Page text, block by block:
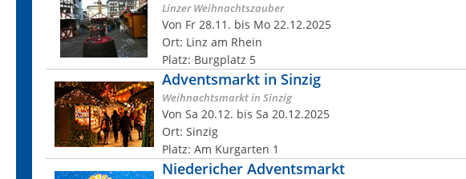
Linzer Weihnachtszauber
Von Fr 28.11. bis Mo 22.12.2025
Ort: Linz am Rhein
Platz: Burgplatz 5
Adventsmarkt in Sinzig
Weihnachtsmarkt in Sinzig
Von Sa 20.12. bis Sa 20.12.2025
Ort: Sinzig
Platz: Am Kurgarten 1
Niedericher Adventsmarkt